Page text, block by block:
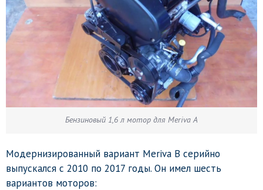
Бензиновый 1,6 л мотор для Meriva A
Модернизированный вариант Meriva B серийно
выпускался с 2010 по 2017 годы. Он имел шесть
вариантов моторов: